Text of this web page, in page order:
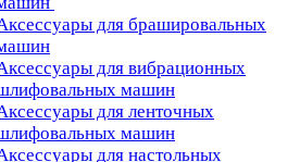
для брашировальных
для вибрационных
машин
для ленточных
машин
для настольных